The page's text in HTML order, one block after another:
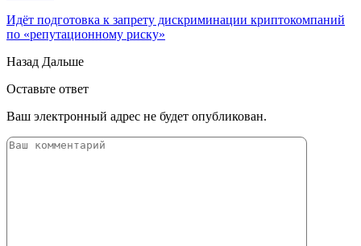
Идёт подготовка к запрету дискриминации криптокомпаний
по «репутационному риску»
Назад Дальше
Оставьте ответ
Ваш электронный адрес не будет опубликован.